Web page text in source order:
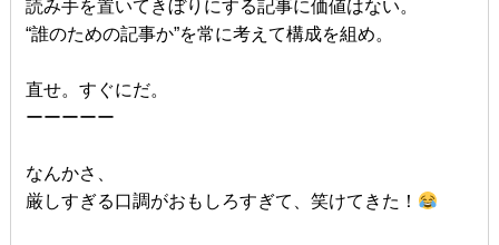
読み手を置いてきぼりにする記事に価値はない。
“誰のための記事か”を常に考えて構成を組め。
直せ。すぐにだ。
ーーーーー
なんかさ、
厳しすぎる口調がおもしろすぎて、笑けてきた！